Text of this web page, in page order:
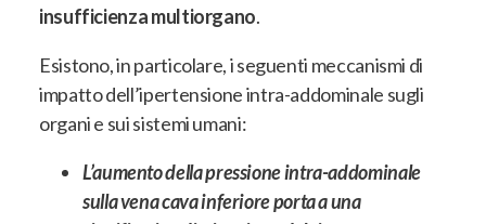
insufficienza multiorgano.
Esistono, in particolare, i seguenti meccanismi di
impatto dell’ipertensione intra-addominale sugli
organi e sui sistemi umani:
L’aumento della pressione intra-addominale
sulla vena cava inferiore porta a una